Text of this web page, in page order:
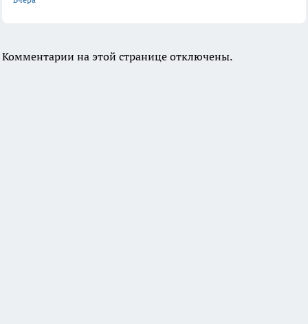
Комментарии на этой странице отключены.